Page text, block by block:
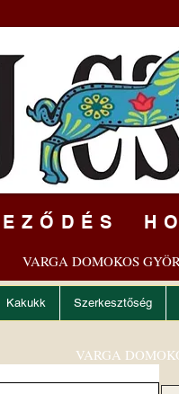
VARGA DOMOKOS
Kakukk Szerkesztőség
VARGA